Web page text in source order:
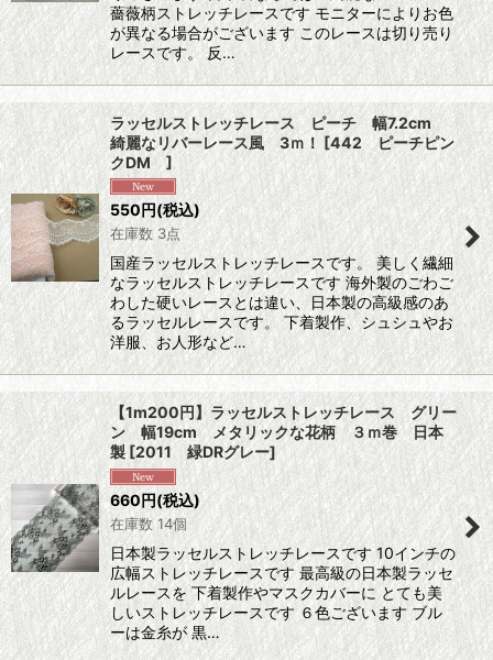
薔薇柄ストレッチレースです モニターによりお色
が異なる場合がございます このレースは切り売り
レースです。 反…
ラッセルストレッチレース ピーチ 幅7.2cm
綺麗なリバーレース風 3ｍ！ [442 ピーチピン
クDM]
550円(税込)
在庫数 3点
国産ラッセルストレッチレースです。 美しく繊細
なラッセルストレッチレースです 海外製のごわご
わした硬いレースとは違い、日本製の高級感のあ
るラッセルレースです。 下着製作、シュシュやお
洋服、お人形など…
【1m200円】ラッセルストレッチレース グリー
ン 幅19cm メタリックな花柄 ３ｍ巻 日本
製[2011 緑DRグレー]
660円(税込)
在庫数 14個
日本製ラッセルストレッチレースです 10インチの
広幅ストレッチレースです 最高級の日本製ラッセ
ルレースを 下着製作やマスクカバーに とても美
しいストレッチレースです ６色ございます ブル
ーは金糸が 黒…